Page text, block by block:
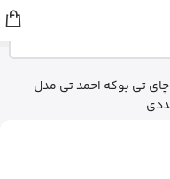
چای تی بوکه احمد تی مدل